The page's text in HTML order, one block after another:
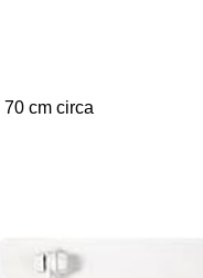
cm circa